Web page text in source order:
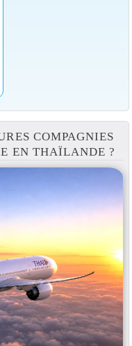
COMPAGNIES
EN THAÏLANDE ?